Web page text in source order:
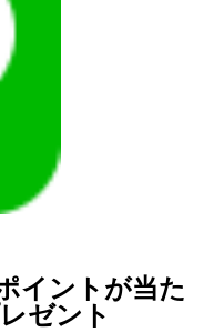
イントが当た
ゼント